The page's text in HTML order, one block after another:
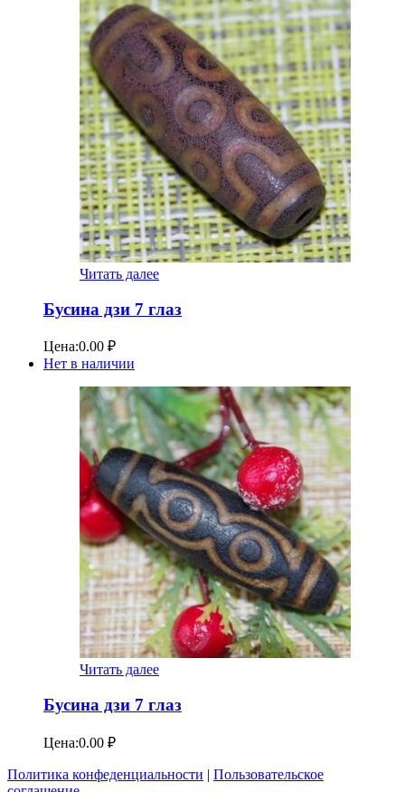
Читать далее
Бусина дзи 7 глаз
Цена:0.00 ₽
Нет в наличии
Читать далее
Бусина дзи 7 глаз
Цена:0.00 ₽
Политика конфеденциальности | Пользовательское